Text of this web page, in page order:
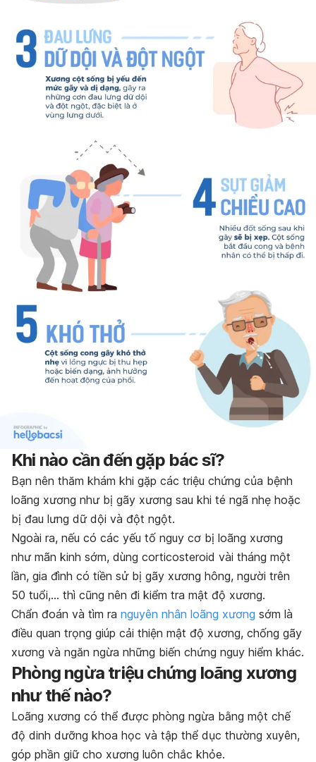
Khi nào cần đến gặp bác sĩ?
Bạn nên thăm khám khi gặp các triệu chứng của bệnh
loãng xương như bị gãy xương sau khi té ngã nhẹ hoặc
bị đau lưng dữ dội và đột ngột.
Ngoài ra, nếu có các yếu tố nguy cơ bị loãng xương
như mãn kinh sớm, dùng corticosteroid vài tháng một
lần, gia đình có tiền sử bị gãy xương hông, người trên
50 tuổi,… thì cũng nên đi kiểm tra mật độ xương.
Chẩn đoán và tìm ra nguyên nhân loãng xương sớm là
điều quan trọng giúp cải thiện mật độ xương, chống gãy
xương và ngăn ngừa những biến chứng nguy hiểm khác.
Phòng ngừa triệu chứng loãng xương
như thế nào?
Loãng xương có thể được phòng ngừa bằng một chế
độ dinh dưỡng khoa học và tập thể dục thường xuyên,
góp phần giữ cho xương luôn chắc khỏe.